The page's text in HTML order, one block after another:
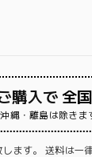
購入で 全
縄・離島は除きま
ます。 送料は一